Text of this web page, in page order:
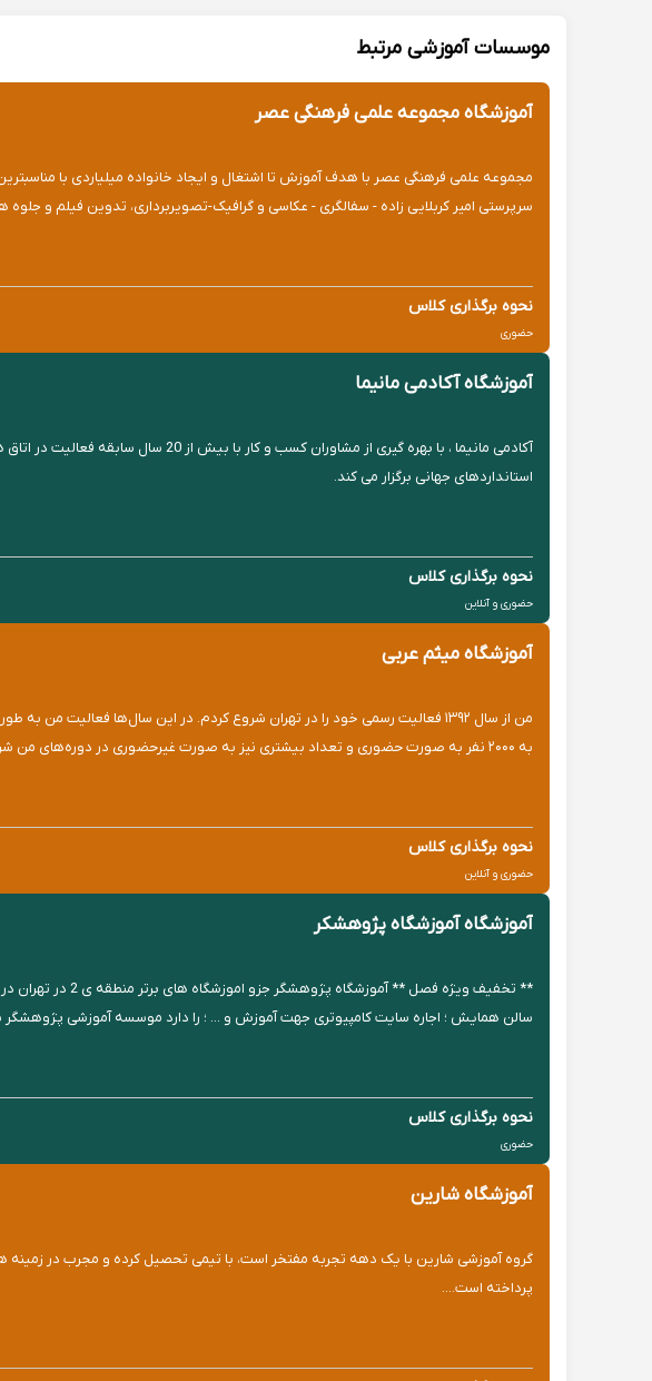
موسسات آموزشی مرتبط
آموزشگاه مجموعه علمی فرهنگی عصر
مجموعه علمی فرهنگی عصر با هدف آموزش تا اشتغال و ایجاد خانواده میلیاردی با
سرپرستی امیر کربلایی زاده - سفالگری - عکاسی و گرافیک-تصویربرداری، تدوین فیلم و جلوه
نحوه برگذاری کلاس
حضوری
آموزشگاه آکادمی مانیما
آکادمی مانیما ، با بهره گیری از
استانداردهای جهانی برگزار می کند.
نحوه برگذاری کلاس
حضوری و آنلاین
آموزشگاه میثم عربی
من از سال ۱۳۹۲ فعالیت رسمی خود را در تهران شروع کردم. در این سال‌ها
به ۲۰۰۰ نفر به صورت حضوری و تعداد بیشتری نیز به صورت غیرحضوری در دوره‌های من شرکت کرده‌اند.
نحوه برگذاری کلاس
حضوری و آنلاین
آموزشگاه آموزشگاه پژوهشکر
** تخفیف ویژه
سالن همایش ؛ اجاره سایت کامپیوتری جهت آموزش و ... ؛ را دارد موسسه آموزشی پژوهشگر با 3000
نحوه برگذاری کلاس
حضوری
آموزشگاه شارین
پرداخته است....